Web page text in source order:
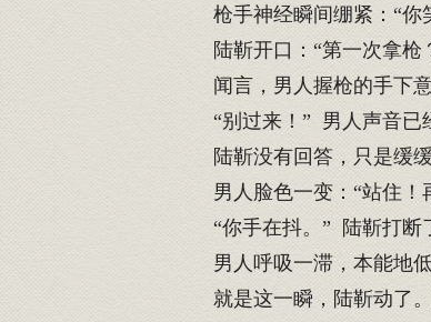
枪手神经瞬间绷紧：“你
陆靳开口：“第一次拿枪
闻言，男人握枪的手下意
“别过来！” 男人声音已
陆靳没有回答，只是缓缓
男人脸色一变：“站住
“你手在抖。” 陆靳打断
男人呼吸一滞，本能地低
就是这一瞬，陆靳动了。